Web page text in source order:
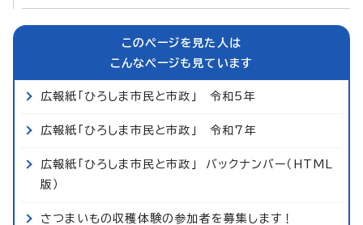
このページを見た人は
こんなページも見ています
広報紙「ひろしま市民と市政」 令和5年
広報紙「ひろしま市民と市政」 令和7年
広報紙「ひろしま市民と市政」 バックナンバー（HTML
版）
さつまいもの収穫体験の参加者を募集します！